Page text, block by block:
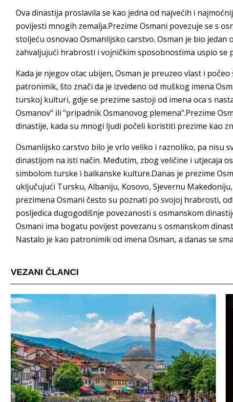
Ova dinastija proslavila se kao jedna od najvećih i
povijesti mnogih zemalja.Prezime Osmani povezuje se s
stoljeću osnovao Osmanlijsko carstvo. Osman je bio
zahvaljujući hrabrosti i vojničkim sposobnostima uspio se
Kada je njegov otac ubijen, Osman je preuzeo vlast i
patronimik, što znači da je izvedeno od muškog imena
turskoj kulturi, gdje se prezime sastoji od imena oca s
Osmanov" ili "pripadnik Osmanovog plemena".Prezime
dinastije, kada su mnogi ljudi počeli koristiti prezime kao
Osmanlijsko carstvo bilo je vrlo veliko i raznoliko, pa nisu
dinastijom na isti način. Međutim, zbog veličine i utjecaja
simbolom turske i balkanske kulture.Danas je prezime
uključujući Tursku, Albaniju, Kosovo, Sjevernu
prezimena Osmani često su poznati po svojoj hrabrosti,
posljedica dugogodišnje povezanosti s osmanskom
Osmani ima bogatu povijest povezanu s osmanskom
Nastalo je kao patronimik od imena Osman, a danas se
VEZANI ČLANCI